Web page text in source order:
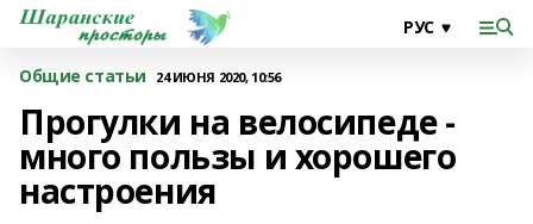
Общие статьи 24 ИЮНЯ 2020, 10:56
Прогулки на велосипеде -
много пользы и хорошего
настроения